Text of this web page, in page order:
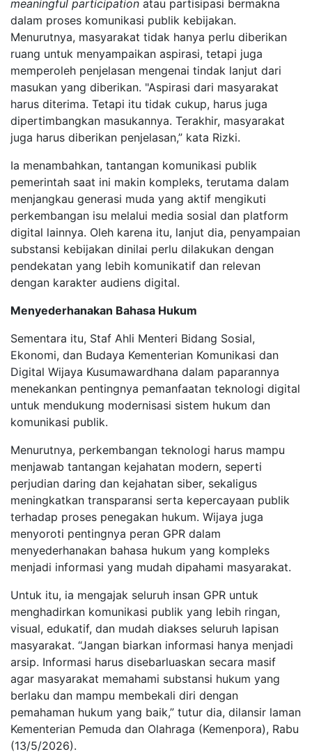
meaningful participation atau partisipasi bermakna
dalam proses komunikasi publik kebijakan.
Menurutnya, masyarakat tidak hanya perlu diberikan
ruang untuk menyampaikan aspirasi, tetapi juga
memperoleh penjelasan mengenai tindak lanjut dari
masukan yang diberikan. "Aspirasi dari masyarakat
harus diterima. Tetapi itu tidak cukup, harus juga
dipertimbangkan masukannya. Terakhir, masyarakat
juga harus diberikan penjelasan,” kata Rizki.
Ia menambahkan, tantangan komunikasi publik
pemerintah saat ini makin kompleks, terutama dalam
menjangkau generasi muda yang aktif mengikuti
perkembangan isu melalui media sosial dan platform
digital lainnya. Oleh karena itu, lanjut dia, penyampaian
substansi kebijakan dinilai perlu dilakukan dengan
pendekatan yang lebih komunikatif dan relevan
dengan karakter audiens digital.
Menyederhanakan Bahasa Hukum
Sementara itu, Staf Ahli Menteri Bidang Sosial,
Ekonomi, dan Budaya Kementerian Komunikasi dan
Digital Wijaya Kusumawardhana dalam paparannya
menekankan pentingnya pemanfaatan teknologi digital
untuk mendukung modernisasi sistem hukum dan
komunikasi publik.
Menurutnya, perkembangan teknologi harus mampu
menjawab tantangan kejahatan modern, seperti
perjudian daring dan kejahatan siber, sekaligus
meningkatkan transparansi serta kepercayaan publik
terhadap proses penegakan hukum. Wijaya juga
menyoroti pentingnya peran GPR dalam
menyederhanakan bahasa hukum yang kompleks
menjadi informasi yang mudah dipahami masyarakat.
Untuk itu, ia mengajak seluruh insan GPR untuk
menghadirkan komunikasi publik yang lebih ringan,
visual, edukatif, dan mudah diakses seluruh lapisan
masyarakat. “Jangan biarkan informasi hanya menjadi
arsip. Informasi harus disebarluaskan secara masif
agar masyarakat memahami substansi hukum yang
berlaku dan mampu membekali diri dengan
pemahaman hukum yang baik,” tutur dia, dilansir laman
Kementerian Pemuda dan Olahraga (Kemenpora), Rabu
(13/5/2026).